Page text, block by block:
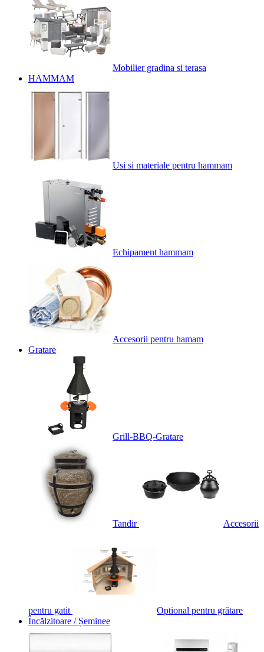
Mobilier gradina si terasa
HAMMAM
Usi si materiale pentru hammam
Echipament hammam
Accesorii pentru hamam
Gratare
Grill-BBQ-Gratare
Tandir Accesorii
pentru gatit
Optional pentru grătare
Încălzitoare / Șeminee